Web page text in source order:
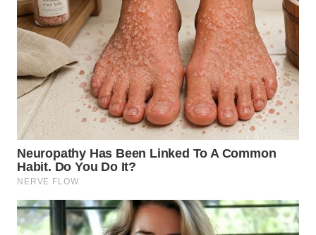
WN
TAPANULI
SELATAN
WN
TANJUNG
LESUNG
WN
KARO
SIMALUNGUN